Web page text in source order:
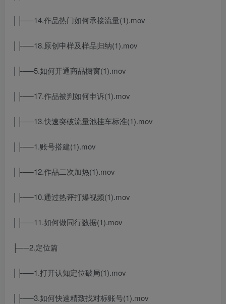
│├──14.作品热门如何承接流量(1).mov
│├──18.原创申样及样品归纳(1).mov
│├──5.如何开通商品橱窗(1).mov
│├──17.作品被判如何申诉(1).mov
│├──13.快速突破流量池挂车标准(1).mov
│├──1.账号搭建(1).mov
│├──12.作品二次加热(1).mov
│├──10.通过热评打爆视频(1).mov
│├──11.如何做同行数据(1).mov
├──2.定位篇
│├──1.打开认知定位破局(1).mov
│├──3.如何快速精致找对标账号(1).mov